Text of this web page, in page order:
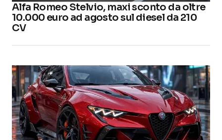
Alfa Romeo Stelvio, maxi sconto da oltre
10.000 euro ad agosto sul diesel da 210
CV